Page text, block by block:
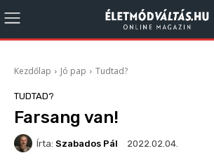
Kezdőlap Jó pap Tudtad?
TUDTAD?
Farsang van!
Írta: Szabados Pál 2022.02.04.